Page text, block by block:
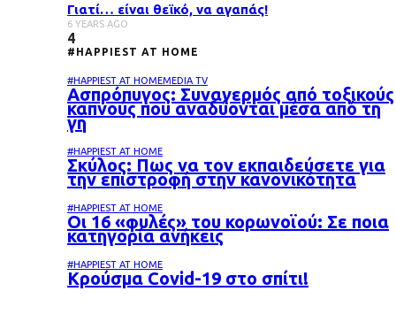
Γιατί… είναι θεϊκό, να αγαπάς!
6 YEARS AGO
4
#HAPPIEST AT HOME
#HAPPIEST AT HOMEMEDIA TV
Ασπρόπυγος: Συναγερμός από τοξικούς
καπνούς που αναδύονται μέσα από τη
γη
#HAPPIEST AT HOME
Σκύλος: Πως να τον εκπαιδεύσετε για
την επιστροφή στην κανονικότητα
#HAPPIEST AT HOME
Oι 16 «φυλές» του κορωνοϊού: Σε ποια
κατηγορία ανήκεις
#HAPPIEST AT HOME
Κρούσμα Covid-19 στο σπίτι!